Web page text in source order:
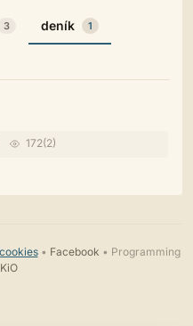
3 deník 1
172(2)
• Facebook • Programming